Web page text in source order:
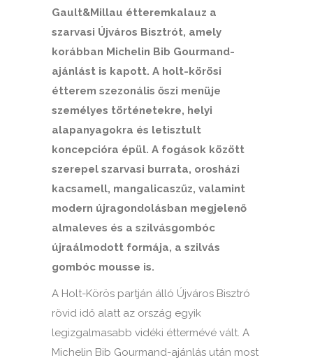
Gault&Millau étteremkalauz a
szarvasi Újváros Bisztrót, amely
korábban Michelin Bib Gourmand-
ajánlást is kapott. A holt-körösi
étterem szezonális őszi menüje
személyes történetekre, helyi
alapanyagokra és letisztult
koncepcióra épül. A fogások között
szerepel szarvasi burrata, orosházi
kacsamell, mangalicaszűz, valamint
modern újragondolásban megjelenő
almaleves és a szilvásgombóc
újraálmodott formája, a szilvás
gombóc mousse is.
A Holt-Körös partján álló Újváros Bisztró
rövid idő alatt az ország egyik
legizgalmasabb vidéki éttermévé vált. A
Michelin Bib Gourmand-ajánlás után most